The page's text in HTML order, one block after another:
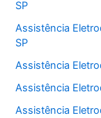
SP
Assistência
SP
Assistência
Assistência
Assistência